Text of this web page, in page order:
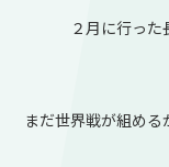
２月に行った
まだ世界戦が組め